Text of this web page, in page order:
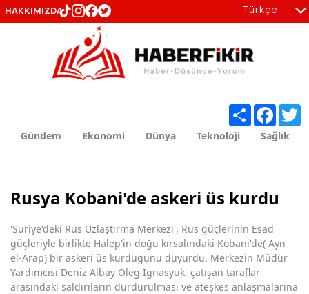
Gündem Ekonomi Dünya Teknoloji Sağlık
Rusya Kobani'de askeri üs kurdu
'Suriye'deki Rus Uzlaştırma Merkezi', Rus güçlerinin Esad
güçleriyle birlikte Halep'in doğu kırsalındaki Kobani'de( Ayn
el-Arap) bir askeri üs kurduğunu duyurdu. Merkezin Müdür
Yardımcısı Deniz Albay Oleg Ignasyuk, çatışan taraflar
arasındaki saldırıların durdurulması ve ateşkes anlaşmalarına
Share
Türkçe
en
HAKKIMIZDA